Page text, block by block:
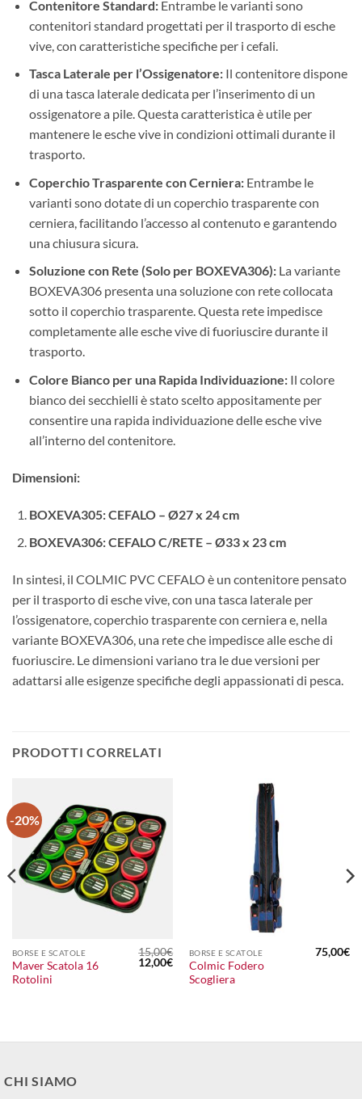
Contenitore Standard:Entrambe le varianti sono
contenitori standard progettati per il trasporto di esche
vive, con caratteristiche specifiche per i cefali.
Tasca Laterale per l’Ossigenatore:Il contenitore dispone
di una tasca laterale dedicata per l’inserimento di un
ossigenatore a pile. Questa caratteristica è utile per
mantenere le esche vive in condizioni ottimali durante il
trasporto.
Coperchio Trasparente con Cerniera:Entrambe le
varianti sono dotate di un coperchio trasparente con
cerniera, facilitando l’accesso al contenuto e garantendo
una chiusura sicura.
Soluzione con Rete (Solo per BOXEVA306):La variante
BOXEVA306 presenta una soluzione con rete collocata
sotto il coperchio trasparente. Questa rete impedisce
completamente alle esche vive di fuoriuscire durante il
trasporto.
Colore Bianco per una Rapida Individuazione:Il colore
bianco dei secchielli è stato scelto appositamente per
consentire una rapida individuazione delle esche vive
all’interno del contenitore.
Dimensioni:
BOXEVA305: CEFALO – Ø27 x 24 cm
BOXEVA306: CEFALO C/RETE – Ø33 x 23 cm
In sintesi, il COLMIC PVC CEFALO è un contenitore pensato
per il trasporto di esche vive, con una tasca laterale per
l’ossigenatore, coperchio trasparente con cerniera e, nella
variante BOXEVA306, una rete che impedisce alle esche di
fuoriuscire. Le dimensioni variano tra le due versioni per
adattarsi alle esigenze specifiche degli appassionati di pesca.
PRODOTTI CORRELATI
-20%
BORSE E SCATOLE
Maver Scatola 16
Rotolini
15,00€
Il
prezzo
12,00€Il
prezzo
attuale
BORSE E SCATOLE
Colmic Fodero
Scogliera
75,00€
CHI SIAMO